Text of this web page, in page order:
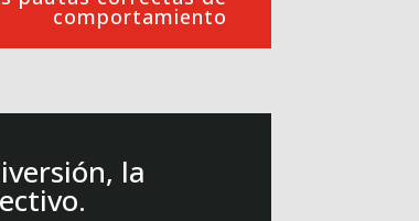
comportamiento
la